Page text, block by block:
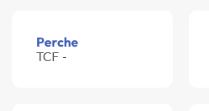
Perche
TCF -